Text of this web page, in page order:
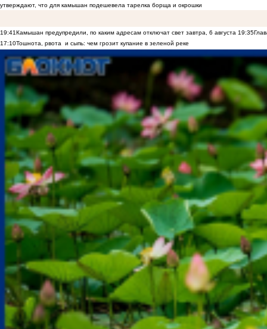
утверждают, что для камышан подешевела тарелка борща и окрошки
19:41Камышан предупредили, по каким адресам отключат свет завтра, 6 августа 19:35
17:10Тошнота, рвота и сыпь: чем грозит купание в зеленой реке